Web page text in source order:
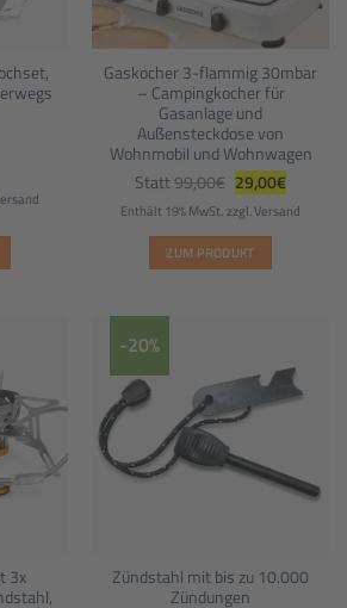
Gaskocher 3-flammig 30mbar
– Campingkocher für
Gasanlage und
Außensteckdose von
Wohnmobil und Wohnwagen
Statt 99,00€ Ursprünglicher
Preis
war:
99,00€
29,00€Aktueller
Preis
ist:
29,00€.
Enthält 19% MwSt.zzgl.Versand
ZUM PRODUKT
3x
-20%
Zündstahl mit bis zu 10.000
Zündungen